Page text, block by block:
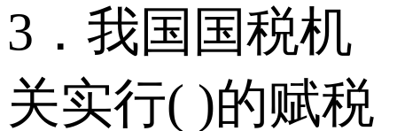
3．我国国税机
关实行( )的赋税